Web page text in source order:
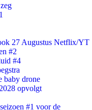
27 Augustus Netflix/YT
#2
#4
baby drone
opvolgt
#1 voor de